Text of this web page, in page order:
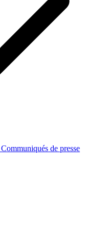
Communiqués de presse